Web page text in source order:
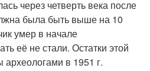
через четверть века после
была быть выше на 10
умер в начале
её не стали. Остатки этой
в 1951 г.